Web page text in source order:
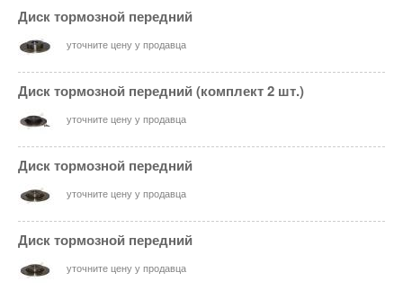
Диск тормозной передний
уточните цену у продавца
Диск тормозной передний (комплект 2 шт.)
уточните цену у продавца
Диск тормозной передний
уточните цену у продавца
Диск тормозной передний
уточните цену у продавца